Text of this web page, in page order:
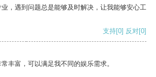
，遇到问题总是能够及时解决，让我能够安心工
支持[0] 反对[0]
丰富，可以满足我不同的娱乐需求。